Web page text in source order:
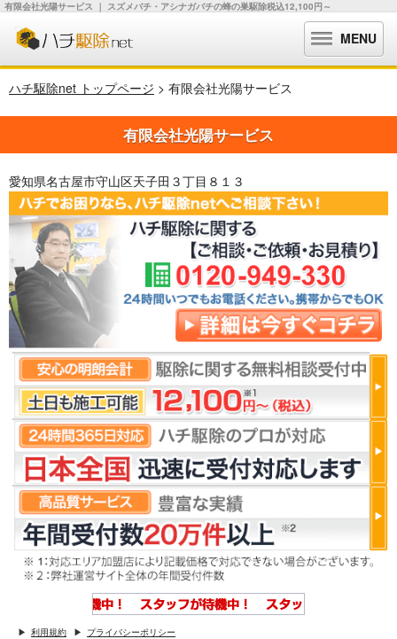
有限会社光陽サービス ｜ スズメバチ・アシナガバチの蜂の巣駆除税込12,100円～
MENU
ハチ駆除net トップページ > 有限会社光陽サービス
有限会社光陽サービス
愛知県名古屋市守山区天子田３丁目８１３
利用規約 プライバシーポリシー